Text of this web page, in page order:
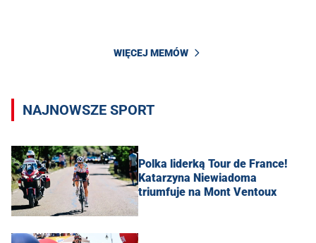
WIĘCEJ MEMÓW
NAJNOWSZE SPORT
Polka liderką Tour de France!
Katarzyna Niewiadoma
triumfuje na Mont Ventoux